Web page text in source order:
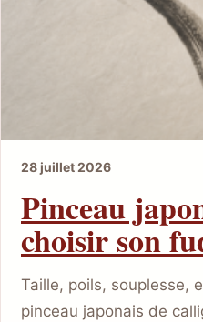
28 juillet 2026
Pinceau
choisir son
Taille, poils, souplesse,
pinceau japonais de